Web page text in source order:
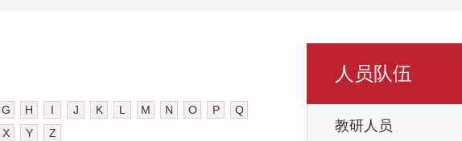
G H I J K L M N O P
Q
X Y Z
人员队伍
教研人员